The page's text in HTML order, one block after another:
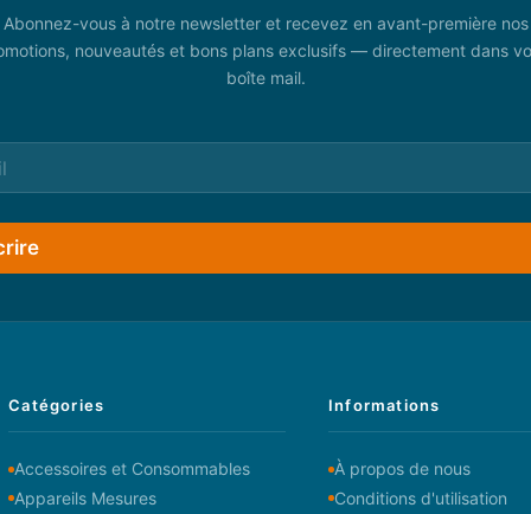
Abonnez-vous à notre newsletter et recevez en avant-première nos
nouveautés et bons plans exclusifs — directement dans
boîte mail.
Catégories
Accessoires et Consommables
Appareils Mesures
Informations
À propos de nous
Conditions d'utilisation